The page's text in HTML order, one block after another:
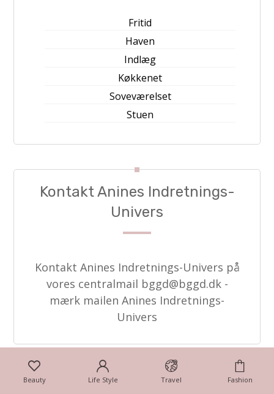
Fritid
Haven
Indlæg
Køkkenet
Soveværelset
Stuen
Kontakt Anines Indretnings-
Univers
Kontakt Anines Indretnings-Univers på
vores centralmail bggd@bggd.dk-
mærk mailen Anines Indretnings-
Univers
Beauty Life Style Travel Fashion